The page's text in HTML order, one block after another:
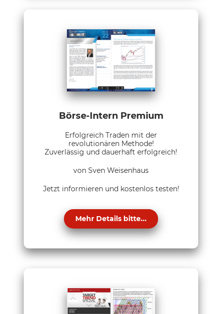
Börse-Intern Premium
Erfolgreich Traden mit der
revolutionären Methode!
Zuverlässig und dauerhaft erfolgreich!
von Sven Weisenhaus
Jetzt informieren und kostenlos testen!
Mehr Details bitte...